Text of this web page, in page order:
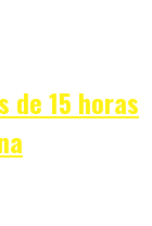
de 15 horas